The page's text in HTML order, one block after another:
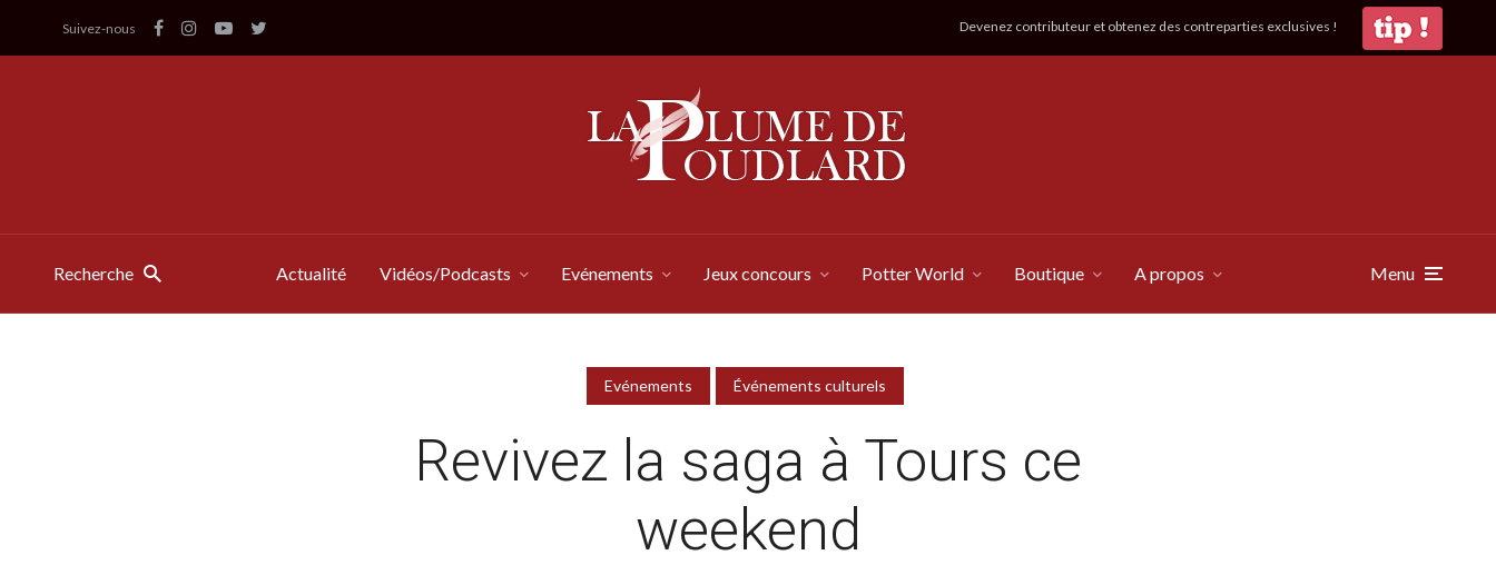
Suivez-nous Devenez contributeur et obtenez des contreparties exclusives !
Recherche Actualité Vidéos/Podcasts Evénements Jeux concours Potter World Boutique A propos Menu
Evénements Événements culturels
Revivez la saga à Tours ce
weekend